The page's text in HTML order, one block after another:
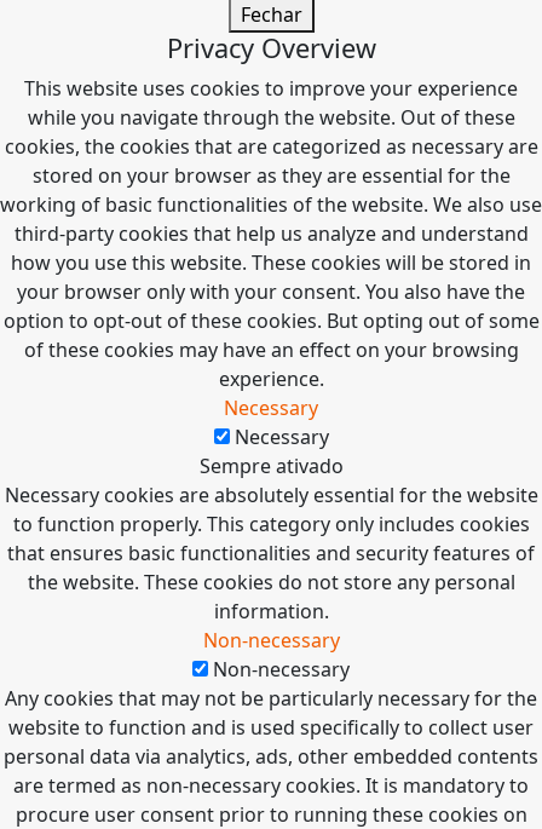
Fechar
Privacy Overview
This website uses cookies to improve your experience
while you navigate through the website. Out of these
cookies, the cookies that are categorized as necessary are
stored on your browser as they are essential for the
working of basic functionalities of the website. We also use
third-party cookies that help us analyze and understand
how you use this website. These cookies will be stored in
your browser only with your consent. You also have the
option to opt-out of these cookies. But opting out of some
of these cookies may have an effect on your browsing
experience.
Necessary
Necessary
Sempre ativado
Necessary cookies are absolutely essential for the website
to function properly. This category only includes cookies
that ensures basic functionalities and security features of
the website. These cookies do not store any personal
information.
Non-necessary
Non-necessary
Any cookies that may not be particularly necessary for the
website to function and is used specifically to collect user
personal data via analytics, ads, other embedded contents
are termed as non-necessary cookies. It is mandatory to
procure user consent prior to running these cookies on